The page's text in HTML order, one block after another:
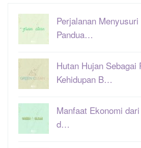
Perjalanan
Pandua…
Hutan Hujan Sebagai
Kehidupan B…
Manfaat Ekonomi
d…